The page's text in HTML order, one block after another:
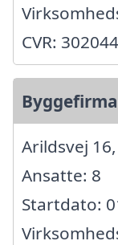
CVR:
Arildsvej
Ansatte: 8
Startdato: